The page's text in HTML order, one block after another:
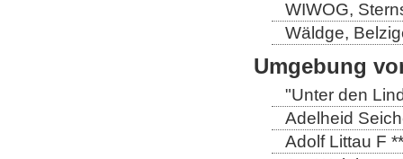
WIWOG,
Wäldge,
Umgebung
"Unter den
Adelheid
Adolf Littau F